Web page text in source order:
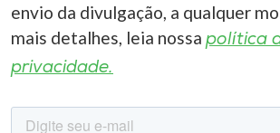
envio da divulgação, a qualquer
mais detalhes, leia nossa política
privacidade.